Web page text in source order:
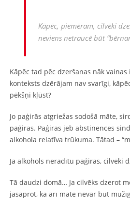
Kāpēc, piemēram, cilvēki
neviens netraucē būt
Kāpēc tad pēc dzeršanas nāk
konteksts dzērājam nav svarīgi,
pēkšņi kļūst?
Jo paģirās atgriežas sodošā māte,
paģiras. Paģiras jeb abstinences
alkohola relatīva trūkuma. Tātad –
Ja alkohols neradītu paģiras, cilvēki
Tā daudzi domā… Ja cilvēks dzerot
jāsaprot, ka arī māte nevar būt